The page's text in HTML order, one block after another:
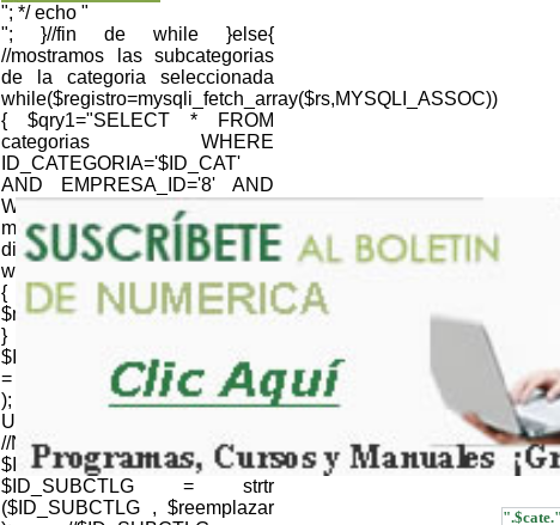
"; */ echo "
"; }//fin de while }else{
//mostramos las subcategorias
de la categoria seleccionada
while($registro=mysqli_fetch_array($rs,MYSQLI_ASSOC))
{ $qry1="SELECT * FROM
categorias WHERE
ID_CATEGORIA='$ID_CAT'
AND EMPRESA_ID='8' AND
WEB='1' "; $resultQRY =
mysqli_query($link,$qry1) or
die(mysqli_error());
{
$nomb_cat=$registroQRY['NOM_CATEGORIA'];
} //NOMBRE CATALOGO
$ID_CTLG=$CTLG; $ID_CTLG
= strtr ($ID_CTLG , $reemplazar
); $ID_CTLG =
URLencode(htmlentities($ID_CTLG,ENT_QUOTES));
//NOMBRE SUBCATALOGO
$ID_SUBCTLG=$SUBCTLG;
$ID_SUBCTLG = strtr
($ID_SUBCTLG , $reemplazar
".$cate."